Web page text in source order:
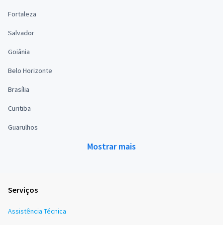
Fortaleza
Salvador
Goiânia
Belo Horizonte
Brasília
Curitiba
Guarulhos
Mostrar mais
Serviços
Assistência Técnica